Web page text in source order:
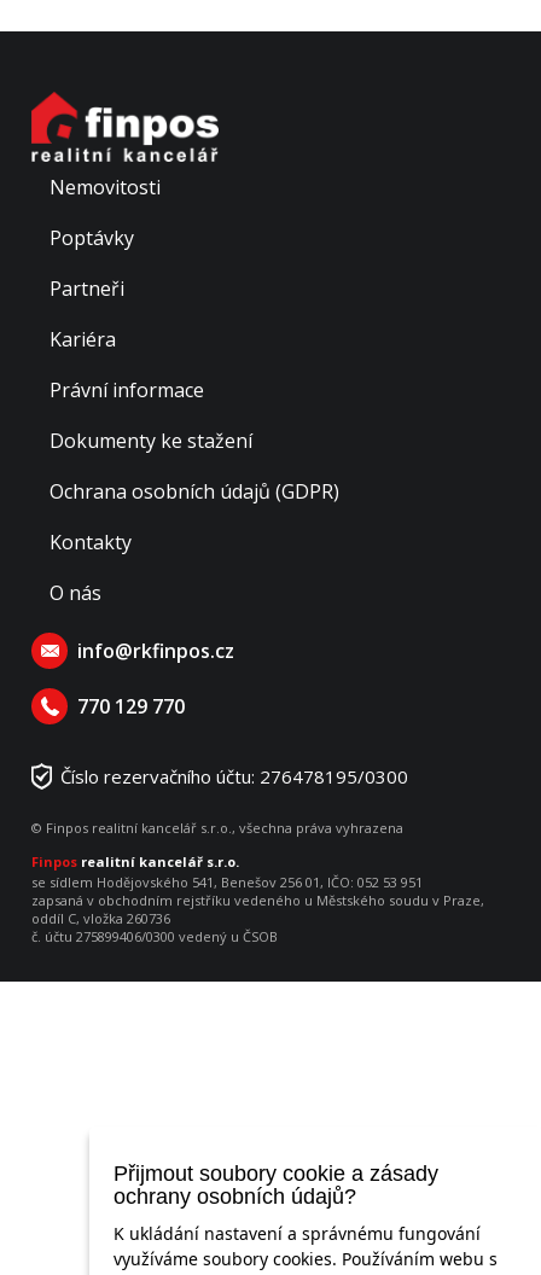
Přijmout soubory cookie a zásady
ochrany osobních údajů?
K ukládání nastavení a správnému fungování
využíváme soubory cookies. Používáním webu s
Nemovitosti
Poptávky
Partneři
Kariéra
Právní informace
Dokumenty ke stažení
Ochrana osobních údajů (GDPR)
Kontakty
O nás
info@rkfinpos.cz
770 129 770
Číslo rezervačního účtu: 276478195/0300
© Finpos realitní kancelář s.r.o., všechna práva vyhrazena
Finpos realitní kancelář s.r.o.
se sídlem Hodějovského 541, Benešov 256 01, IČO: 052 53 951
zapsaná v obchodním rejstříku vedeného u Městského soudu v Praze,
oddíl C, vložka 260736
č. účtu 275899406/0300 vedený u ČSOB